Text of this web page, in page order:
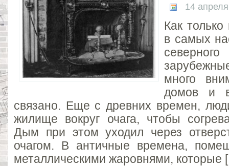
14
Как
в самых
много
домов и
связано. Еще с древних времен,
жилище вокруг очага, чтобы
Дым при этом уходил через
очагом. В античные времена,
металлическими жаровнями, которые